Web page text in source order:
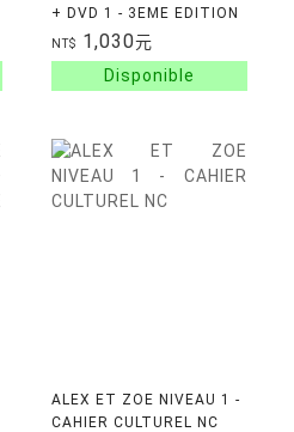
+ DVD 1 - 3EME EDITION
NT$ 1,030元
ALEX ET ZOE NIVEAU 1 -
CAHIER CULTUREL NC